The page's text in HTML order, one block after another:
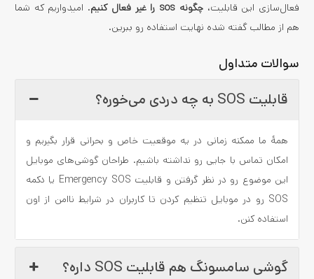
فعال‌سازی این قابلیت،چگونه sos را غیر فعال کنیم
. امیدواریم که شما
هم از مطالب گفته شده نهایت استفاده رو ببرین.
سوالات متداول
قابلیت SOS به چه دردی می‌خوره؟
همۀ ما ممکنه زمانی در یه موقعیت خاص و بحرانی قرار بگیریم و
امکان تماس با جایی رو نداشته باشیم. طراحان گوشی‌های موبایل
این موضوع رو در نظر گرفتن و قابلیت Emergency SOS یا دکمه
SOS رو در موبایل تنظیم کردن تا کاربران در شرایط ناامن از اون
استفاده کنن.
گوشی سامسونگ هم قابلیت SOS داره؟